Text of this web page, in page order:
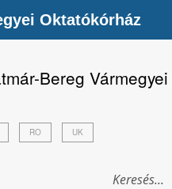
Bereg Vármegyei
RO UK
Oktatókórház